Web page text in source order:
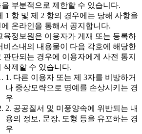
을 부분적으로 제한할 수 있습니다.
1 항 및 제 2 항의 경우에는 당해 사항을
온라인을 통해서 공지합니다.
정보원은 이용자가 게재 또는 등록하
비스내의 내용물이 다음 각호에 해당한
판단되는 경우에 이용자에게 사전 통지
삭제할 수 있습니다.
1. 다른 이용자 또는 제 3자를 비방하거
나 중상모략으로 명예를 손상시키는 경
우
2. 공공질서 및 미풍양속에 위반되는 내
용의 정보, 문장, 도형 등을 유포하는 경
우